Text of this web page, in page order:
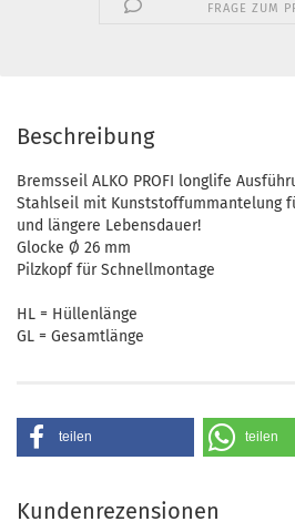
FRAGE ZUM
Beschreibung
Bremsseil ALKO PROFI longlife
Stahlseil mit Kunststoffummantelung
und längere Lebensdauer!
Glocke Ø 26 mm
Pilzkopf für Schnellmontage
HL = Hüllenlänge
GL = Gesamtlänge
teilen teilen
Kundenrezensionen